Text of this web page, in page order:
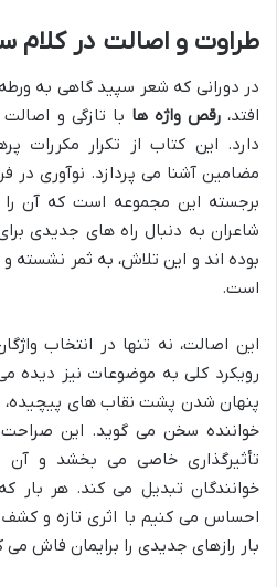
طراوت و اصالت در کلام
در دورانی که شعر سپید گاهی به
افتد،رقص واژه ها با تازگی و
دارد. این کتاب از تکرار مکررات
مضامین آشنا می پردازد. نوآوری در
برجسته این مجموعه است که آن را
شاعران به دنبال راه های جدیدی
بوده اند و این تلاش، به ثمر نشسته و
است.
این اصالت، نه تنها در انتخاب
رویکرد کلی به موضوعات نیز دیده
پنهان شدن پشت نقاب های پیچیده،
خواننده سخن می گوید. این
تأثیرگذاری خاصی می بخشد و آن
خوانندگان تبدیل می کند. هر بار
احساس می کنیم با اثری تازه و
بار رازهای جدیدی را برایمان فاش می